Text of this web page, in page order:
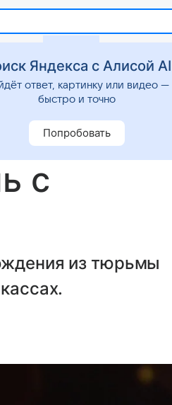
Гороскопы Стиль жизни
за
с
из тюрьмы
Яндекса с Алисой AI
ответ, картинку или видео —
быстро и точно
Попробовать